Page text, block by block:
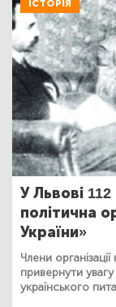
ІСТОРІЯ
У Львові
політична
України»
Члени
привернути
українського